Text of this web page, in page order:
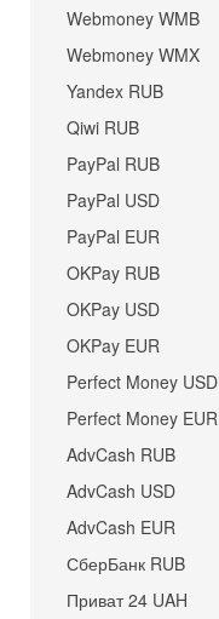
Webmoney WMB
Webmoney WMX
Yandex RUB
Qiwi RUB
PayPal RUB
PayPal USD
PayPal EUR
OKPay RUB
OKPay USD
OKPay EUR
Perfect Money USD
Perfect Money EUR
AdvCash RUB
AdvCash USD
AdvCash EUR
СберБанк RUB
Приват 24 UAH